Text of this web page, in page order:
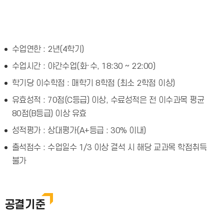
수업연한 : 2년(4학기)
수업시간 : 야간수업(화·수, 18:30 ~ 22:00)
학기당 이수학점 : 매학기 8학점 (최소 2학점 이상)
유효성적 : 70점(C등급) 이상, 수료성적은 전 이수과목 평균
80점(B등급) 이상 유효
성적평가 : 상대평가(A+등급 : 30% 이내)
출석점수 : 수업일수 1/3 이상 결석 시 해당 교과목 학점취득
불가
공결기준